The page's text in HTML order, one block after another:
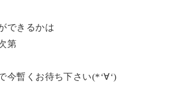
できるかは
第
今暫くお待ち下さい(*‘∀‘)